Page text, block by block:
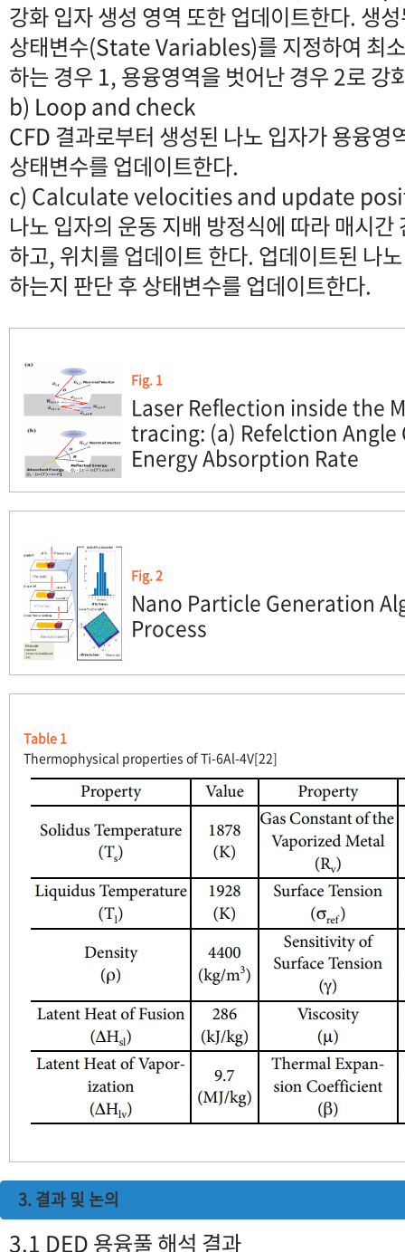
강화 입자 생성 영역 또한 업데이트한다. 생
상태변수(State Variables)를 지정하여 최
하는 경우 1, 용융영역을 벗어난 경우 2로 강
b) Loop and check
CFD 결과로부터 생성된 나노 입자가 용융영
상태변수를 업데이트한다.
c) Calculate velocities and update
나노 입자의 운동 지배 방정식에 따라 매시
하고, 위치를 업데이트 한다. 업데이트된 나
하는지 판단 후 상태변수를 업데이트한다.
Fig. 1
Laser Reflection inside the
tracing: (a) Refelction
Energy Absorption Rate
Fig. 2
Nano Particle Generation
Process
Table 1
Thermophysical properties of Ti-6Al-4V[22]
3. 결과 및 논의
3.1 DED 용융풀 해석 결과